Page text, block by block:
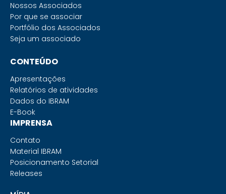
Nossos Associados
Por que se associar
Portfólio dos Associados
Seja um associado
CONTEÚDO
Apresentações
Relatórios de atividades
Dados do IBRAM
E-Book
IMPRENSA
Contato
Material IBRAM
Posicionamento Setorial
Releases